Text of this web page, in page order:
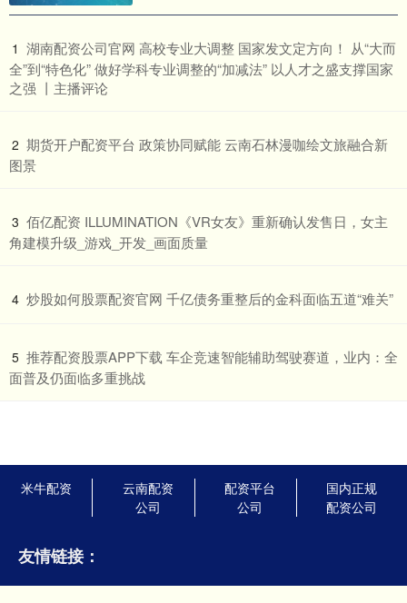
1 ​湖南配资公司官网 高校专业大调整 国家发文定方向​！ 从“大而
全”到“特色化” 做好学科专业调整的“加减法” 以人才之盛支撑国家
之强 丨主播评论
2 ​期货开户配资平台 政策协同赋能 云南石林漫咖绘文旅融合新
图景
3 ​佰亿配资 ILLUMINATION《VR女友》重新确认发售日，女主
角建模升级_游戏_开发_画面质量
4 ​炒股如何股票配资官网 千亿债务重整后的金科面临五道“难关”
5 ​推荐配资股票APP下载 车企竞速智能辅助驾驶赛道，业内：全
面普及仍面临多重挑战
米牛配资
云南配资
公司
配资平台
公司
国内正规
配资公司
友情链接：